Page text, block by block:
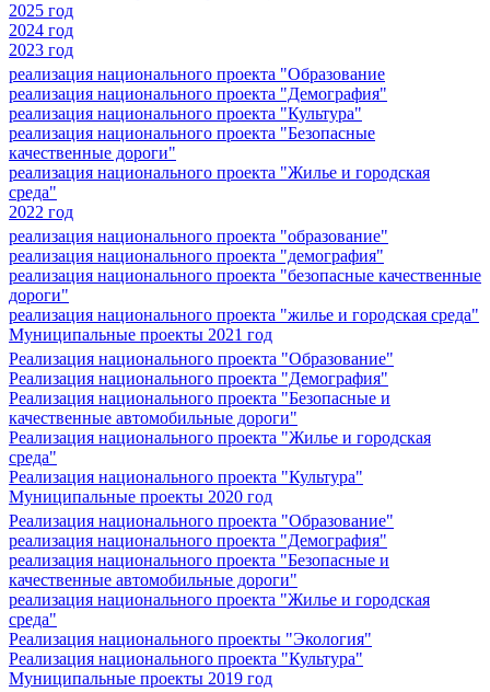
2025 год
2024 год
2023 год
реализация национального проекта "Образование
реализация национального проекта "Демография"
реализация национального проекта "Культура"
реализация национального проекта "Безопасные
качественные дороги"
реализация национального проекта "Жилье и городская
среда"
2022 год
реализация национального проекта "образование"
реализация национального проекта "демография"
реализация национального проекта "безопасные качественные
дороги"
реализация национального проекта "жилье и городская среда"
Муниципальные проекты 2021 год
Реализация национального проекта "Образование"
Реализация национального проекта "Демография"
Реализация национального проекта "Безопасные и
качественные автомобильные дороги"
Реализация национального проекта "Жилье и городская
среда"
Реализация национального проекта "Культура"
Муниципальные проекты 2020 год
Реализация национального проекта "Образование"
реализация национального проекта "Демография"
реализация национального проекта "Безопасные и
качественные автомобильные дороги"
реализация национального проекта "Жилье и городская
среда"
Реализация национального проекты "Экология"
Реализация национального проекта "Культура"
Муниципальные проекты 2019 год